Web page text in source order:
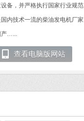
备，并严格执行国家行业规
内技术一流的柴油发电机厂
产…...
查看电脑版网站